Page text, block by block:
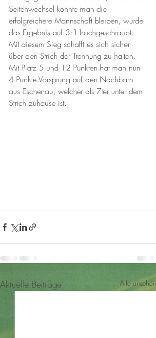
Seitenwechsel konnte man die
erfolgreichere Mannschaft bleiben, wurde
das Ergebnis auf 3:1 hochgeschraubt.
Mit diesem Sieg schafft es sich sicher
über den Strich der Trennung zu halten.
Mit Platz 5 und 12 Punkten hat man nun
4 Punkte Vorsprung auf den Nachbarn
aus Eschenau, welcher als 7ter unter dem
Strich zuhause ist.
Aktuelle Beiträge Alle ansehen